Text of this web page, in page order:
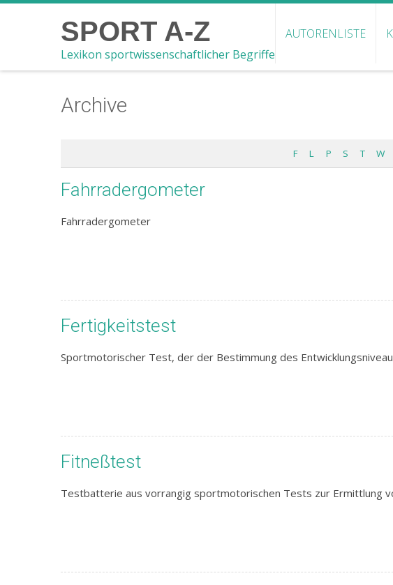
SPORT A-Z
Lexikon sportwissenschaftlicher Begriffe
AUTORENLISTE
Archive
F L P S T W
Fahrradergometer
Fahrradergometer
Fertigkeitstest
Sportmotorischer Test, der der Bestimmung des
Fitneßtest
Testbatterie aus vorrangig sportmotorischen Tests zur Ermittlung